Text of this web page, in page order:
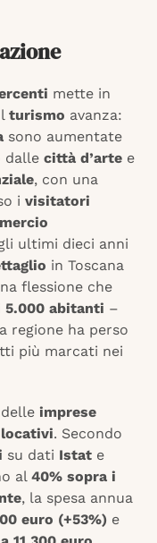
mette in
turismo avanza:
sono aumentate
dalle città d’arte e
, con una
i visitatori
ultimi dieci anni
in Toscana
flessione che
abitanti –
regione ha perso
più marcati nei
imprese
locativi. Secondo
su dati Istat e
al 40% sopra i
, la spesa annua
euro (+53%) e